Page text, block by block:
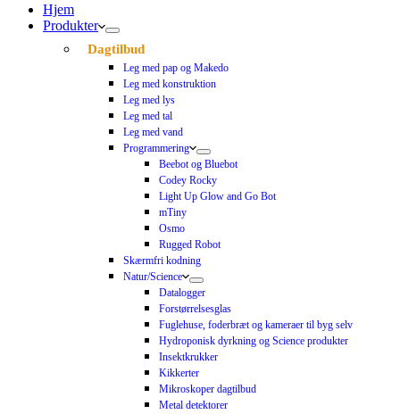
Hjem
Produkter
Dagtilbud
Leg med pap og Makedo
Leg med konstruktion
Leg med lys
Leg med tal
Leg med vand
Programmering
Beebot og Bluebot
Codey Rocky
Light Up Glow and Go Bot
mTiny
Osmo
Rugged Robot
Skærmfri kodning
Natur/Science
Datalogger
Forstørrelsesglas
Fuglehuse, foderbræt og kameraer til byg selv
Hydroponisk dyrkning og Science produkter
Insektkrukker
Kikkerter
Mikroskoper dagtilbud
Metal detektorer